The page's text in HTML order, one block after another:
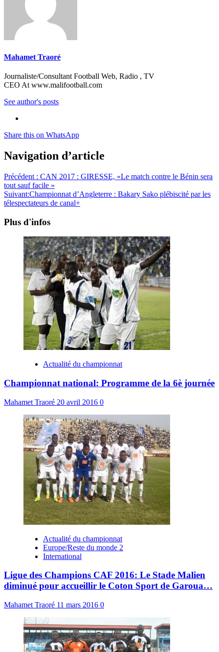
Mahamet Traoré
Journaliste/Consultant Football Web, Radio , TV
CEO At www.malifootball.com
See author's posts
Share this on WhatsApp
Navigation d’article
Précédent : CAN 2017 : GIRESSE, «Le match contre le Bénin sera
tout sauf facile »
Suivant:Championnat d’Angleterre : Bakary Sako plébiscité par les
télespectateurs de canal+
Plus d'infos
Actualité du championnat
Championnat national: Programme de la 6è journée
Mahamet Traoré 20 avril 2016 0
Actualité du championnat
Europe/Reste du monde 2
International
Ligue des Champions CAF 2016: Le Stade Malien
diminué pour accueillir le Coton Sport de Garoua…
Mahamet Traoré 11 mars 2016 0